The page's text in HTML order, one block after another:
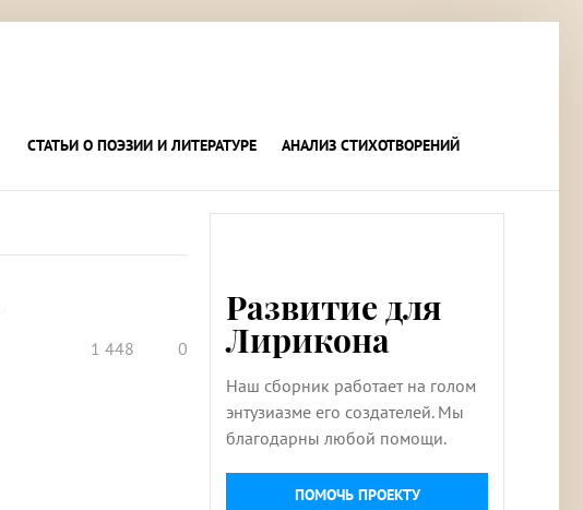
СТАТЬИ О ПОЭЗИИ И ЛИТЕРАТУРЕ АНАЛИЗ СТИХОТВОРЕНИЙ
1 448 0
Развитие для
Лирикона
Наш сборник работает на голом
энтузиазме его создателей. Мы
благодарны любой помощи.
ПОМОЧЬ ПРОЕКТУ